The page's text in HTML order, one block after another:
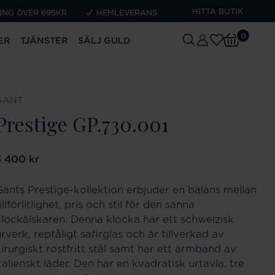
ÖVER 695KR HEMLEVERANS HITTA BUTIK
TJÄNSTER SÄLJ GULD 0
GP.730.001
:3 400 kr
400 kr
Prestige-kollektion erbjuder en balans mellan
pris och stil för den sanna
Denna klocka har ett schweizisk
reptåligt safirglas och är tillverkad av
rostfritt stål samt har ett armband av
läder. Den har en kvadratisk urtavla, tre